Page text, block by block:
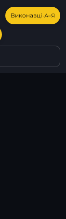
Виконавці·А–Я